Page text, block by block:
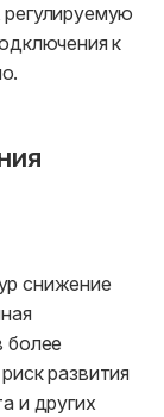
к
снижение
более
развития
и других